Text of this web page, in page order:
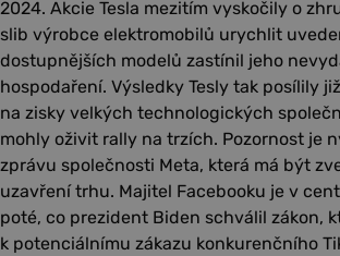
2024. Akcie Tesla mezitím vyskočily o
slib výrobce elektromobilů urychlit
dostupnějších modelů zastínil jeho
hospodaření. Výsledky Tesly tak posílily
na zisky velkých technologických
mohly oživit rally na trzích. Pozornost je
zprávu společnosti Meta, která má být
uzavření trhu. Majitel Facebooku je v
poté, co prezident Biden schválil zákon,
k potenciálnímu zákazu konkurenčního